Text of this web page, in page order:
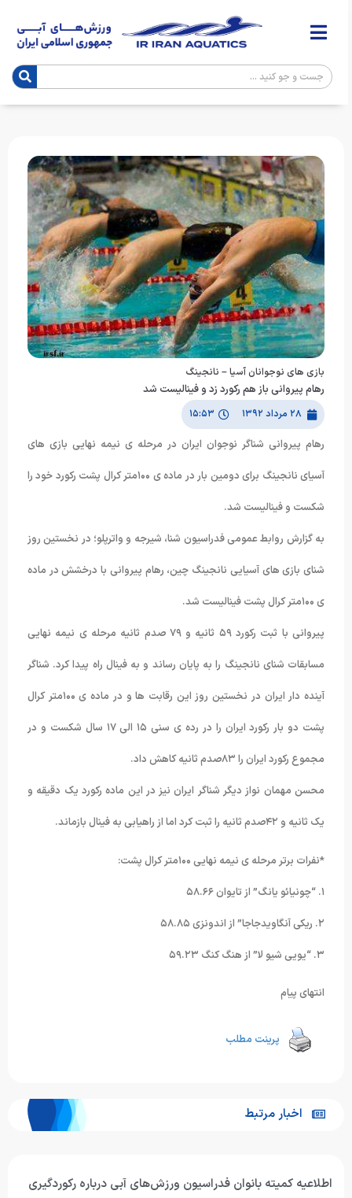
بازی های نوجوانان آسیا – نانجینگ
رهام پیروانی باز هم رکورد زد و فینالیست شد
۲۸ مرداد ۱۳۹۲ ۱۵:۵۳
رهام پیروانی شناگر نوجوان ایران در مرحله ی نیمه نهایی بازی های
آسیای نانجینگ برای دومین بار در ماده ی ١۰۰متر کرال پشت رکورد خود را
شکست و فینالیست شد.
به گزارش روابط عمومی فدراسیون شنا، شیرجه و واترپلو؛ در نخستین روز
شنای بازی های آسیایی نانجینگ چین، رهام پیروانی با درخشش در ماده
ی ١۰۰متر کرال پشت فینالیست شد.
پیروانی با ثبت رکورد ۵٩ ثانیه و ٧٩ صدم ثانیه مرحله ی نیمه نهایی
مسابقات شنای نانجینگ را به پایان رساند و به فینال راه پیدا کرد. شناگر
آینده دار ایران در نخستین روز این رقابت ها و در ماده ی ١۰۰متر کرال
پشت دو بار رکورد ایران را در رده ی سنی ١۵ الی ١٧ سال شکست و در
مجموع رکورد ایران را ٨٣صدم ثانیه کاهش داد.
محسن مهمان نواز دیگر شناگر ایران نیز در این ماده رکورد یک دقیقه و
یک ثانیه و ۴٢صدم ثانیه را ثبت کرد اما از راهیابی به فینال بازماند.
*نفرات برتر مرحله ی نیمه نهایی ١۰۰متر کرال پشت:
٢. ریکی آنگاویدجاجا” از اندونزی ۵٨.٨۵
٣. “یویی شیو لا” از هنگ کنگ ۵٩.٢٣
انتهای پیام
پرینت مطلب
اخبار مرتبط
اطلاعیه کمیته بانوان فدراسیون ورزش‌های آبی درباره رکوردگیری